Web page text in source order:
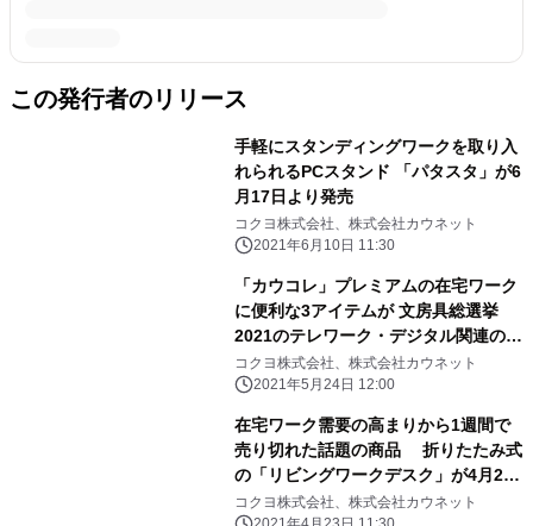
この発行者のリリース
手軽にスタンディングワークを取り入
れられるPCスタンド 「パタスタ」が6
月17日より発売
コクヨ株式会社、株式会社カウネット
2021年6月10日 11:30
「カウコレ」プレミアムの在宅ワーク
に便利な3アイテムが 文房具総選挙
2021のテレワーク・デジタル関連の2
部門で入賞
コクヨ株式会社、株式会社カウネット
2021年5月24日 12:00
在宅ワーク需要の高まりから1週間で
売り切れた話題の商品 折りたたみ式
の「リビングワークデスク」が4月23
日より再販
コクヨ株式会社、株式会社カウネット